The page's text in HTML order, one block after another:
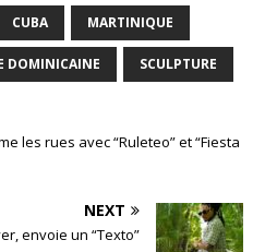
CUBA MARTINIQUE
DOMINICAINE SCULPTURE
les rues avec “Ruleteo” et “Fiesta
NEXT
envoie un “Texto”